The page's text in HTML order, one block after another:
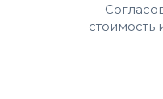
стоимость